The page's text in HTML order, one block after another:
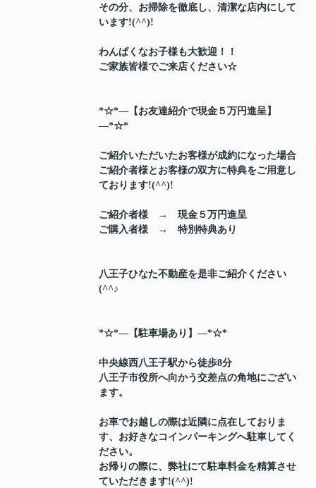
その分、お掃除を徹底し、清潔な店内にして
います!(^^)!
わんぱくなお子様も大歓迎！！
ご家族皆様でご来店ください☆
*☆*―【お友達紹介で現金５万円進呈】
―*☆*
ご紹介いただいたお客様が成約になった場合
ご紹介者様とお客様の双方に特典をご用意し
ております!(^^)!
ご紹介者様 → 現金５万円進呈
ご購入者様 → 特別特典あり
八王子ひなた不動産を是非ご紹介ください
(^^♪
*☆*―【駐車場あり】―*☆*
中央線西八王子駅から徒歩8分
八王子市役所へ向かう交差点の角地にござい
ます。
お車でお越しの際は近隣に点在しておりま
す、お好きなコインパーキングへ駐車してく
ださい。
お帰りの際に、弊社にて駐車料金を精算させ
ていただきます!(^^)!